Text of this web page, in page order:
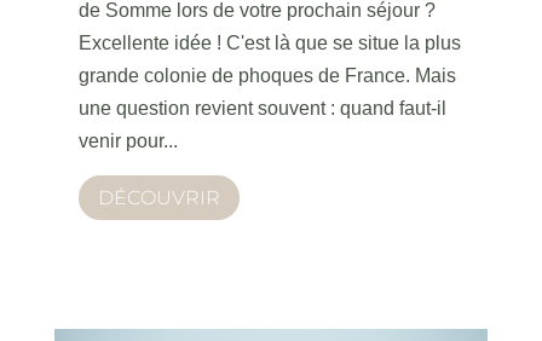
de Somme lors de votre prochain séjour ?
Excellente idée ! C'est là que se situe la plus
grande colonie de phoques de France. Mais
une question revient souvent : quand faut-il
venir pour...
DÉCOUVRIR